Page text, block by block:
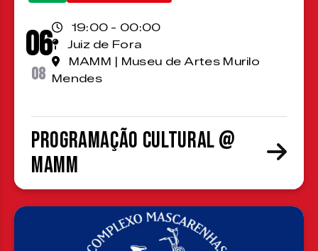
06
08
19:00 - 00:00
Juiz de Fora
MAMM | Museu de Artes Murilo
Mendes
Programação cultural @
MAMM